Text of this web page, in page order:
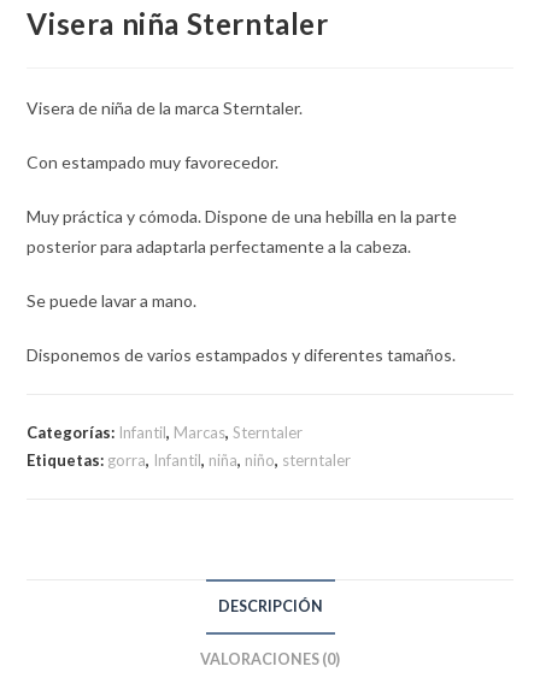
Visera niña Sterntaler
Visera de niña de la marca Sterntaler.
Con estampado muy favorecedor.
Muy práctica y cómoda. Dispone de una hebilla en la parte
posterior para adaptarla perfectamente a la cabeza.
Se puede lavar a mano.
Disponemos de varios estampados y diferentes tamaños.
Categorías: Infantil, Marcas,Sterntaler
Etiquetas: gorra, Infantil, niña, niño, sterntaler
DESCRIPCIÓN
VALORACIONES (0)